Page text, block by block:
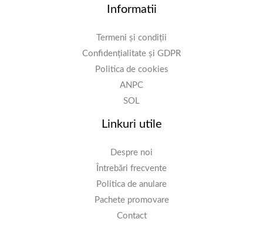
Informatii
Termeni și condiții
Confidențialitate și GDPR
Politica de cookies
ANPC
SOL
Linkuri utile
Despre noi
Întrebări frecvente
Politica de anulare
Pachete promovare
Contact